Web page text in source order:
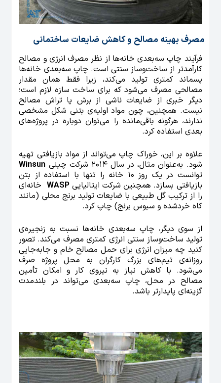
مصرف بهینه مصالح و کاهش ضایعات ساختمانی
فرآیند چاپ سه‌بعدی خانه‌ها از نظر مصرف انرژی و مصالح
کارآمدتر از ساخت‌وساز سنتی است. چاپ سه‌بعدی خانه‌ها
پسماند کمتری تولید می‌کند، زیرا فقط همان مقدار
مصالحی مصرف می‌شود که برای ساخت سازه لازم است؛
دیگر خبری از ضایعات ناشی از برش یا تراش مصالح
نیست. همچنین، چون مواد اولیه‌ی بتنی شکل مشخصی
ندارند، هرگونه باقی‌مانده را می‌توان دوباره در پروژه‌های
بعدی استفاده کرد.
علاوه بر این، خوراک چاپ می‌تواند از مواد بازیافتی تهیه
شود. به‌عنوان مثال، در سال 2014 شرکت چینی
Winsun
توانست در یک روز 10 خانه را تنها با استفاده از بتن
بازیافتی بسازد. همچنین شرکت ایتالیاییWASP خانه‌ای
را از ترکیب گل طبیعی با ضایعات تولید برنج محلی (مانند
کاه خردشده و سبوس برنج) چاپ کرد.
از سوی دیگر، چاپ سه‌بعدی خانه‌ها نسبت به زنجیره‌ی
تولید ساخت‌وساز سنتی انرژی کمتری مصرف می‌کند. تصور
کنید چه میزان انرژی برای حمل مصالح خام و جابه‌جایی
روزانه‌ی تیم‌های بزرگ کارگران به محل پروژه صرف
می‌شود. با کاهش نیاز به نیروی کار و امکان تأمین
مصالح در محل، چاپ سه‌بعدی می‌تواند در بلندمدت
گزینه‌ای پایدارتر باشد.